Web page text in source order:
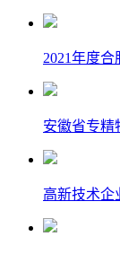
2021年度
安徽省专精
高新技术企